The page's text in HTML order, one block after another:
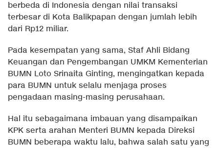
berbeda di Indonesia dengan nilai transaksi
terbesar di Kota Balikpapan dengan jumlah lebih
dari Rp12 miliar.
Pada kesempatan yang sama, Staf Ahli Bidang
Keuangan dan Pengembangan UMKM Kementerian
BUMN Loto Srinaita Ginting, mengingatkan kepada
para BUMN untuk selalu menjaga proses
pengadaan masing-masing perusahaan.
Hal itu sebagaimana imbauan yang disampaikan
KPK serta arahan Menteri BUMN kepada Direksi
BUMN beberapa waktu lalu, bahwa salah satu yang